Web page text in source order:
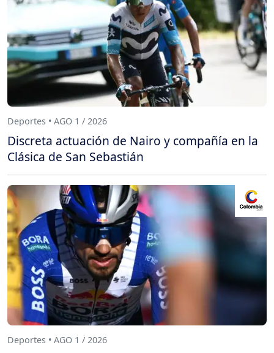
Deportes • AGO 1 / 2026
Discreta actuación de Nairo y compañía en la
Clásica de San Sebastián
Deportes • AGO 1 / 2026